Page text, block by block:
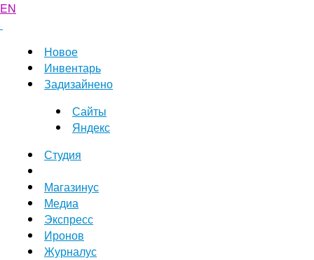
EN
Новое
Инвентарь
Задизайнено
Сайты
Яндекс
Студия
Магазинус
Медиа
Экспресс
Иронов
Журналус